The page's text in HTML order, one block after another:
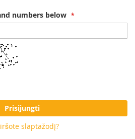
numbers below
Prisijungti
slaptažodį?